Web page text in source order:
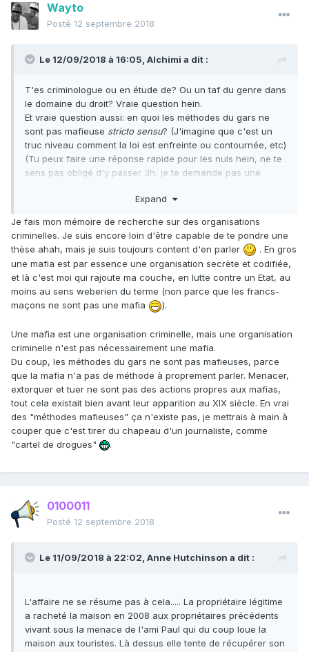
Wayto
Posté 12 septembre 2018
Le 12/09/2018 à 16:05, Alchimi a dit :
T'es criminologue ou en étude de? Ou un taf du genre dans
le domaine du droit? Vraie question hein.
Et vraie question aussi: en quoi les méthodes du gars ne
sont pas mafieuse stricto sensu? (J'imagine que c'est un
truc niveau comment la loi est enfreinte ou contournée, etc)
(Tu peux faire une réponse rapide pour les nuls hein, ne te
sens pas obligé d'y passer 3h, je te demande pas une
Expand
Je fais mon mémoire de recherche sur des organisations
criminelles. Je suis encore loin d'être capable de te pondre une
thèse ahah, mais je suis toujours content d'en parler
. En gros
une mafia est par essence une organisation secrète et codifiée,
et là c'est moi qui rajoute ma couche, en lutte contre un Etat, au
moins au sens weberien du terme (non parce que les francs-
maçons ne sont pas une mafia
).
Une mafia est une organisation criminelle, mais une organisation
criminelle n'est pas nécessairement une mafia.
Du coup, les méthodes du gars ne sont pas mafieuses, parce
que la mafia n'a pas de méthode à proprement parler. Menacer,
extorquer et tuer ne sont pas des actions propres aux mafias,
tout cela existait bien avant leur apparition au XIX siècle. En vrai
des "méthodes mafieuses" ça n'existe pas, je mettrais à main à
couper que c'est tirer du chapeau d'un journaliste, comme
"cartel de drogues"
.
0100011
Posté 12 septembre 2018
Le 11/09/2018 à 22:02, Anne Hutchinson a dit :
L'affaire ne se résume pas à cela..... La propriétaire légitime
a racheté la maison en 2008 aux propriétaires précédents
vivant sous la menace de l'ami Paul qui du coup loue la
maison aux touristes. Là dessus elle tente de récupérer son